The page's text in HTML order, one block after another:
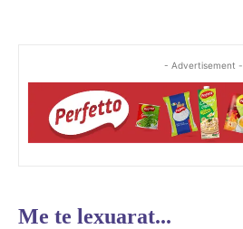
- Advertisement -
Me te lexuarat...